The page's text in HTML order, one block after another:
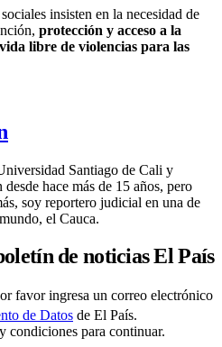
insisten en la necesidad de
protección y acceso a la
libre de violencias para las
Santiago de Cali y
hace más de 15 años, pero
soy reportero judicial en una de
el Cauca.
de noticias El País
favor ingresa un correo electrónico
de Datos de El País.
condiciones para continuar.